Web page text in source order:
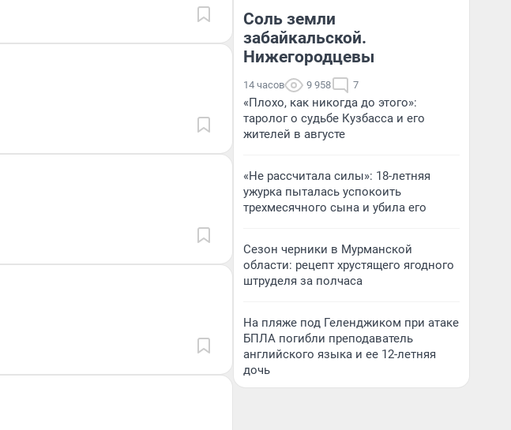
Соль земли
забайкальской.
Нижегородцевы
14 часов 9 958 7
«Плохо, как никогда до этого»:
таролог о судьбе Кузбасса и его
жителей в августе
«Не рассчитала силы»: 18-летняя
ужурка пыталась успокоить
трехмесячного сына и убила его
Сезон черники в Мурманской
области: рецепт хрустящего ягодного
штруделя за полчаса
На пляже под Геленджиком при атаке
БПЛА погибли преподаватель
английского языка и ее 12-летняя
дочь